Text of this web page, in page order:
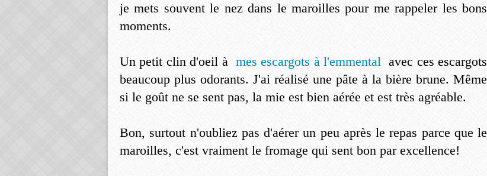
je mets souvent le nez dans le maroilles pour me rappeler les bons
moments.
Un petit clin d'oeil à mes escargots à l'emmental avec ces escargots
beaucoup plus odorants. J'ai réalisé une pâte à la bière brune. Même
si le goût ne se sent pas, la mie est bien aérée et est très agréable.
Bon, surtout n'oubliez pas d'aérer un peu après le repas parce que le
maroilles, c'est vraiment le fromage qui sent bon par excellence!